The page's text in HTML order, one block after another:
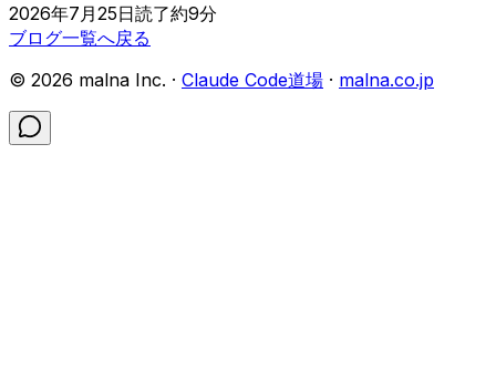
2026年7月25日読了約9分
ブログ一覧へ戻る
© 2026 malna Inc. · Claude Code道場 · malna.co.jp